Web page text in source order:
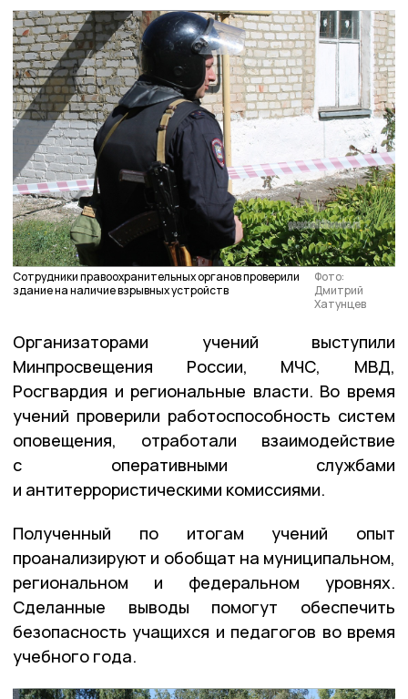
Сотрудники правоохранительных органов проверили
здание на наличие взрывных устройств
Фото:
Дмитрий
Хатунцев
Организаторами учений выступили
Минпросвещения России, МЧС, МВД,
Росгвардия и региональные власти. Во время
учений проверили работоспособность систем
оповещения, отработали взаимодействие
с оперативными службами
и антитеррористическими комиссиями.
Полученный по итогам учений опыт
проанализируют и обобщат на муниципальном,
региональном и федеральном уровнях.
Сделанные выводы помогут обеспечить
безопасность учащихся и педагогов во время
учебного года.